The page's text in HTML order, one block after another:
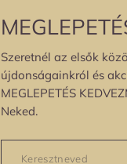
Szeretnél az elsők
újdonságainkról és
MEGLEPETÉS
Neked.